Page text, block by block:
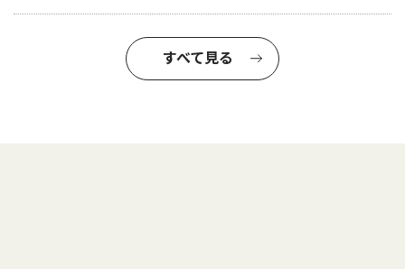
すべて見る